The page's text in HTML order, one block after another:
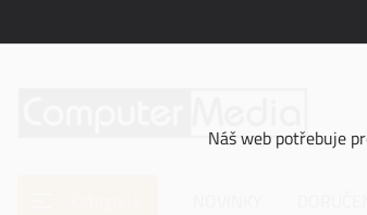
Náš web potřebuje